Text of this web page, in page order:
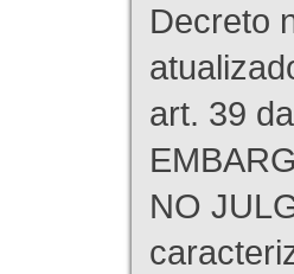
Decreto
art. 39
NO